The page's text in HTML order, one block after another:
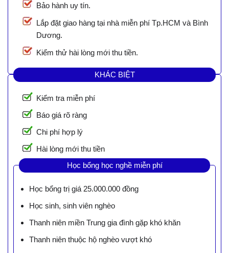
Bảo hành uy tín.
Lắp đặt giao hàng tại nhà miễn phí Tp.HCM và Bình
Dương.
Kiểm thử hài lòng mới thu tiền.
KHÁC BIỆT
Kiểm tra miễn phí
Báo giá rõ ràng
Chi phí hợp lý
Hài lòng mới thu tiền
Học bổng học nghề miễn phí
Học bổng trị giá 25.000.000 đồng
Học sinh, sinh viên nghèo
Thanh niên miền Trung gia đình gặp khó khăn
Thanh niên thuộc hộ nghèo vượt khó